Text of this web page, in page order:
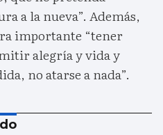
a la nueva”. Además,
importante “tener
alegría y vida y
no atarse a nada”.